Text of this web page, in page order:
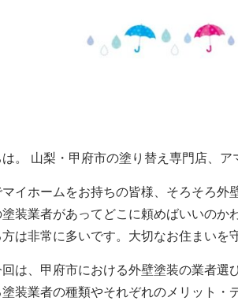
は。 山梨・甲府市の塗り替え専門店、
イホームをお持ちの皆様、そろそろ
塗装業者があってどこに頼めばいいの
方は非常に多いです。大切なお住まいを
は、甲府市における外壁塗装の業者
装業者の種類やそれぞれのメリット・